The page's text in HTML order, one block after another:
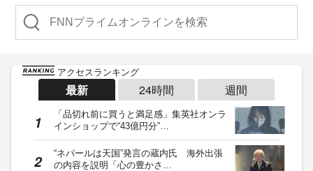
検索
アクセスランキング
最新 24時間 週間
「品切れ前に買うと満足感」集英社オンラ
インショップで“43億円分”…
“ネパールは天国”発言の蔵内氏 海外出張
の内容を説明「心の豊かさ…